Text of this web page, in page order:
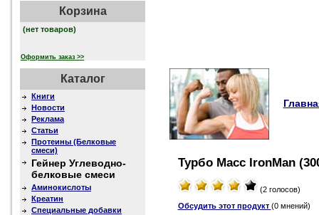
Корзина
(нет товаров)
Оформить заказ >>
Каталог
Книги
Новости
Реклама
Статьи
Протеины (Белковые
смеси)
Гейнер Углеводно-
белковые смеси
Аминокислоты
Креатин
Специальные добавки
Турбо Масс IronMan
(2 голосов)
Обсудить этот продукт (0 мнений)